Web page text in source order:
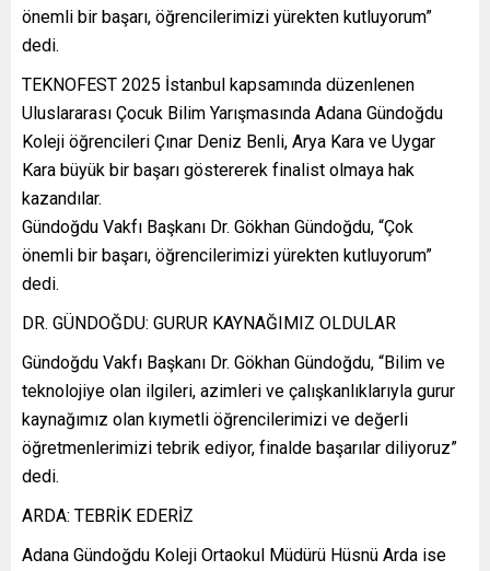
önemli bir başarı, öğrencilerimizi yürekten kutluyorum”
dedi.
TEKNOFEST 2025 İstanbul kapsamında düzenlenen
Uluslararası Çocuk Bilim Yarışmasında Adana Gündoğdu
Koleji öğrencileri Çınar Deniz Benli, Arya Kara ve Uygar
Kara büyük bir başarı göstererek finalist olmaya hak
kazandılar.
Gündoğdu Vakfı Başkanı Dr. Gökhan Gündoğdu, “Çok
önemli bir başarı, öğrencilerimizi yürekten kutluyorum”
dedi.
DR. GÜNDOĞDU: GURUR KAYNAĞIMIZ OLDULAR
Gündoğdu Vakfı Başkanı Dr. Gökhan Gündoğdu, “Bilim ve
teknolojiye olan ilgileri, azimleri ve çalışkanlıklarıyla gurur
kaynağımız olan kıymetli öğrencilerimizi ve değerli
öğretmenlerimizi tebrik ediyor, finalde başarılar diliyoruz”
dedi.
ARDA: TEBRİK EDERİZ
Adana Gündoğdu Koleji Ortaokul Müdürü Hüsnü Arda ise